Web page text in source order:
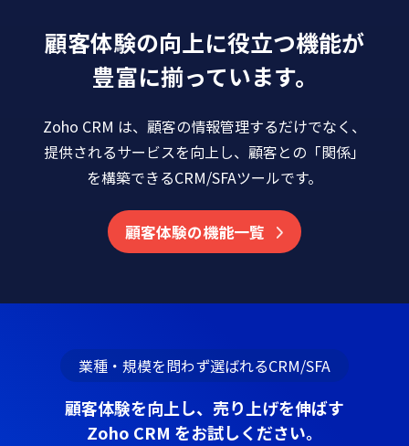
顧客体験の向上に役立つ機能が
豊富に揃っています。
Zoho CRM は、顧客の情報管理するだけでなく、
提供されるサービスを向上し、顧客との「関係」
を構築できるCRM/SFAツールです。
顧客体験の機能一覧
業種・規模を問わず選ばれるCRM/SFA
顧客体験を向上し、売り上げを伸ばす
Zoho CRM をお試しください。